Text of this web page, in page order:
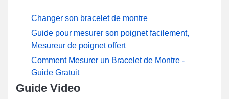
Changer son bracelet de montre
Guide pour mesurer son poignet facilement,
Mesureur de poignet offert
Comment Mesurer un Bracelet de Montre -
Guide Gratuit
Guide Video